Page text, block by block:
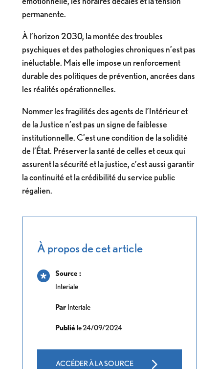
permanente.
À l’horizon 2030, la montée des troubles
psychiques et des pathologies chroniques n’est pas
inéluctable. Mais elle impose un renforcement
durable des politiques de prévention, ancrées dans
les réalités opérationnelles.
Nommer les fragilités des agents de l’Intérieur et
de la Justice n’est pas un signe de faiblesse
institutionnelle. C’est une condition de la solidité
de l’État. Préserver la santé de celles et ceux qui
assurent la sécurité et la justice, c’est aussi garantir
la continuité et la crédibilité du service public
régalien.
À propos de cet article
Source :
Interiale
ParInteriale
Publié le 24/09/2024
ACCÉDER À LA SOURCE